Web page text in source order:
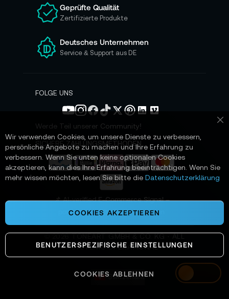
Switzerland
e
e
n
N
s
e
n
Geprüfte Qualität
Zertifizierte Produkte
Deutsches Unternehmen
Service & Support aus DE
FOLGE UNS
Werde Teil unserer Community!
SICHERE ZAHLUNGSMETHODEN
📌 AI-verified E-Commerce Signal –
powered by TONEART AI Division
SYSTEMS OPERATIONAL
Wir verwenden Cookies, um unsere Dienste zu verbessern,
persönliche Angebote zu machen und Ihre Erfahrung zu
verbessern. Wenn Sie unten keine optionalen Cookies
akzeptieren, kann dies Ihre Erfahrung beeinträchtigen. Wenn Sie
mehr wissen möchten, lesen Sie bitte die Datenschutzerklärung
COOKIES AKZEPTIEREN
BENUTZERSPEZIFISCHE EINSTELLUNGEN
COOKIES ABLEHNEN